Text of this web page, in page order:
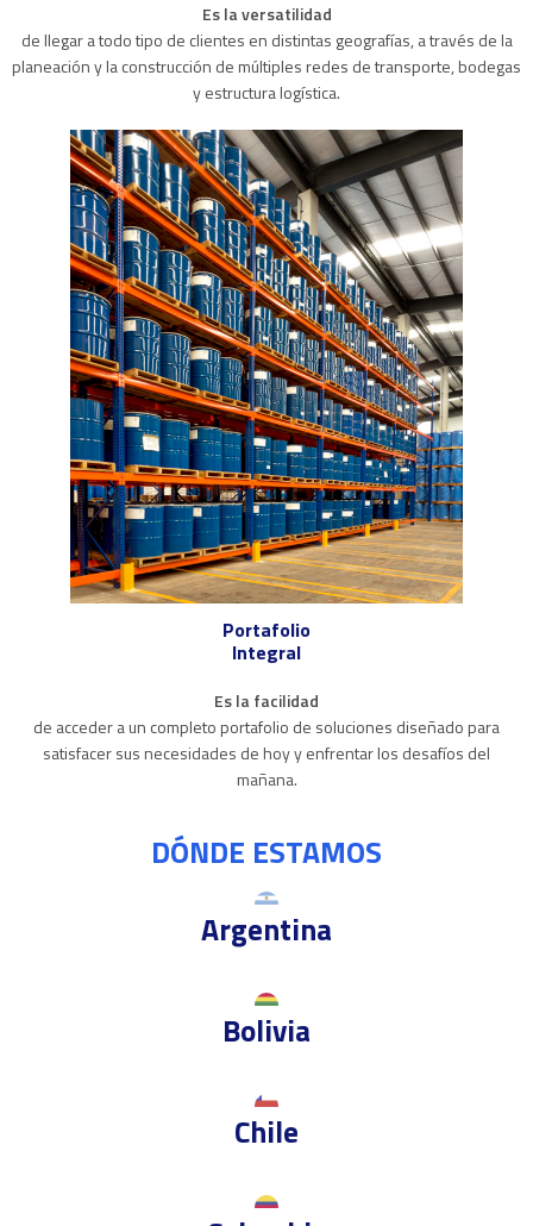
Es la versatilidad
de llegar a todo tipo de clientes en distintas geografías, a través de la
planeación y la construcción de múltiples redes de transporte, bodegas
y estructura logística.
Portafolio
Integral
Es la facilidad
de acceder a un completo portafolio de soluciones diseñado para
satisfacer sus necesidades de hoy y enfrentar los desafíos del
mañana.
DÓNDE ESTAMOS
Argentina
Bolivia
Chile